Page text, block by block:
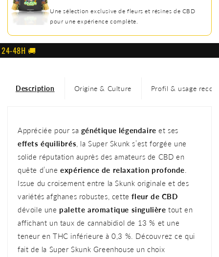
Une sélection exclusive de fleurs et résines de CBD
pour une expérience complète.
🚚
Description Origine & Culture Profil & usage
Appréciée pour sa génétique légendaire et ses
effets équilibrés , la Super Skunk s’est forgée une
solide réputation auprès des amateurs de CBD en
quête d’une expérience de relaxation profonde
Issue du croisement entre la Skunk originale et des
variétés afghanes robustes, cette fleur de CBD
dévoile une palette aromatique singulière tout en
affichant un taux de cannabidiol de 13 % et une
teneur en THC inférieure à 0,3 %. Découvrez ce qui
fait de la Super Skunk Greenhouse un choix